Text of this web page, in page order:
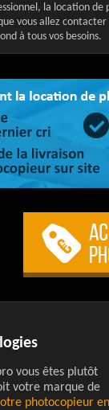
la location de
vous allez
à tous vos besoins.
vous êtes plutôt
votre marque de
photocopieur en